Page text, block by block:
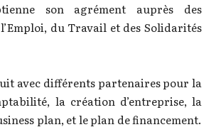
son agrément auprès des
du Travail et des Solidarités
avec différents partenaires pour la
la création d’entreprise, la
plan, et le plan de financement.